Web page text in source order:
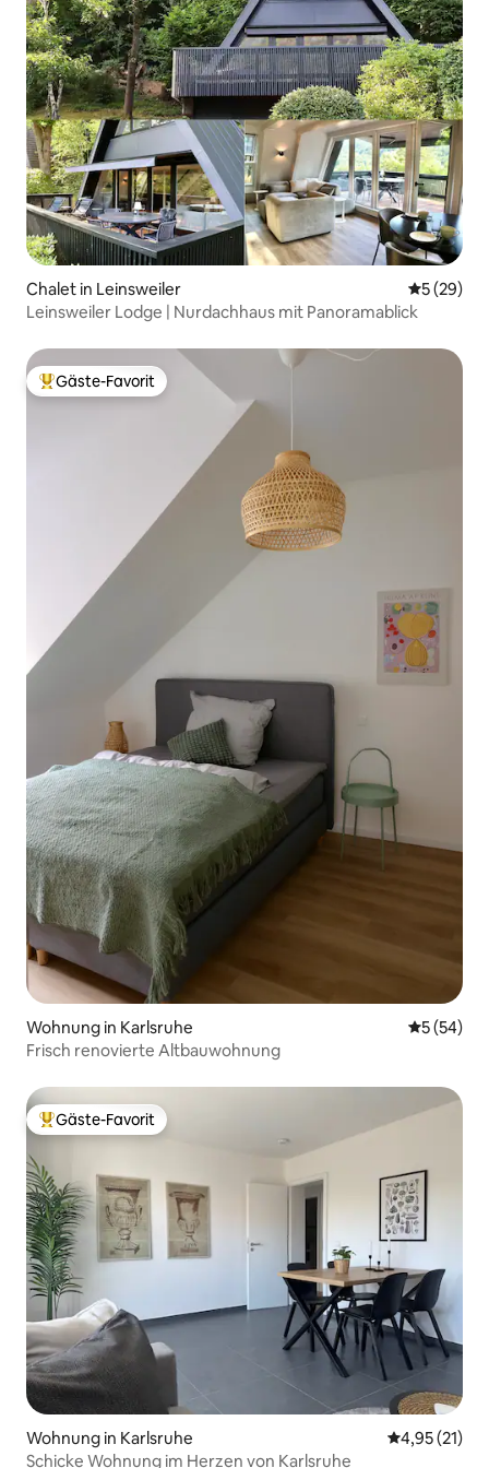
Chalet in Leinsweiler
5 (29)
Leinsweiler Lodge | Nurdachhaus mit Panoramablick
Beliebter Gäste-Favorit.
Gäste-Favorit
Wohnung in Karlsruhe
5 (54)
Frisch renovierte Altbauwohnung
Beliebter Gäste-Favorit.
Gäste-Favorit
Wohnung in Karlsruhe
4,95 (21)
Schicke Wohnung im Herzen von Karlsruhe